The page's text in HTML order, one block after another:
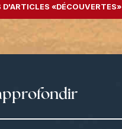
D'ARTICLES «DÉCOUVERTES»